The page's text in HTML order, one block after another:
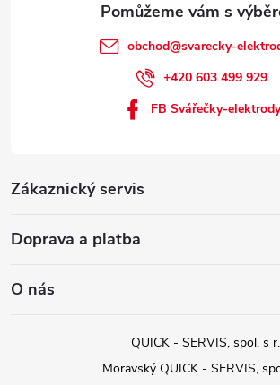
Zákaznický servis
Doprava a platba
O nás
obchod@svarecky-
+420 603 499 929
FB Svářečky-elektrody
QUICK - SERVIS, spol. s
Moravský QUICK - SERVIS,